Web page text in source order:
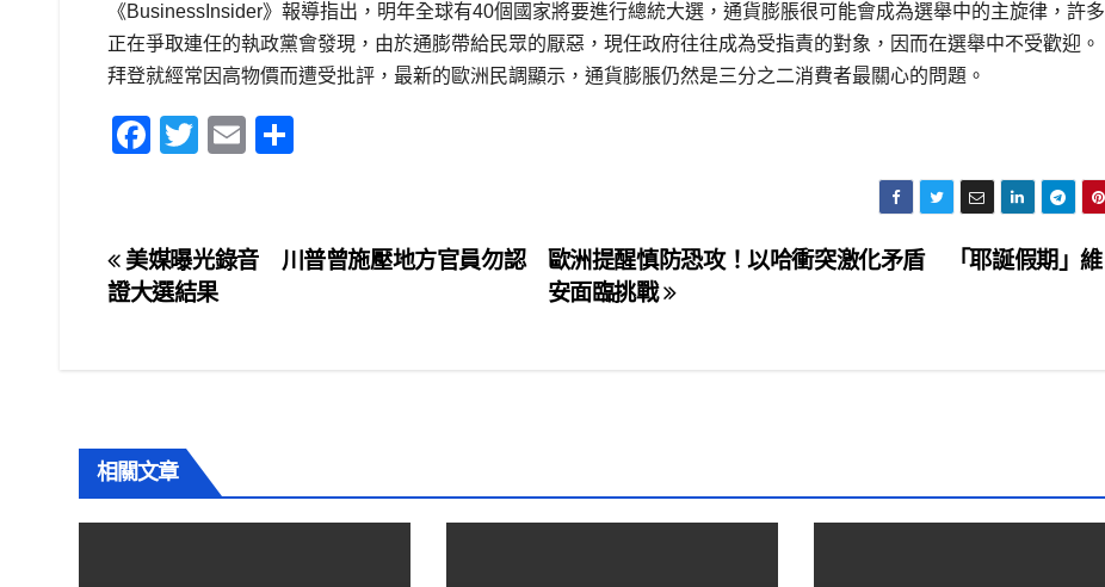
《BusinessInsider》報導指出，明年全球有40個國家將要進行總統大選，通貨膨脹很可能會成為選舉中的主旋律，許多
正在爭取連任的執政黨會發現，由於通膨帶給民眾的厭惡，現任政府往往成為受指責的對象，因而在選舉中不受歡迎。
拜登就經常因高物價而遭受批評，最新的歐洲民調顯示，通貨膨脹仍然是三分之二消費者最關心的問題。
F
e
b
T
er
E
e
文
章
歐洲提醒慎防恐攻！以哈衝突激化矛盾 「耶誕假期」維
安面臨挑戰
美媒曝光錄音 川普曾施壓地方官員勿認
證大選結果
相關文章